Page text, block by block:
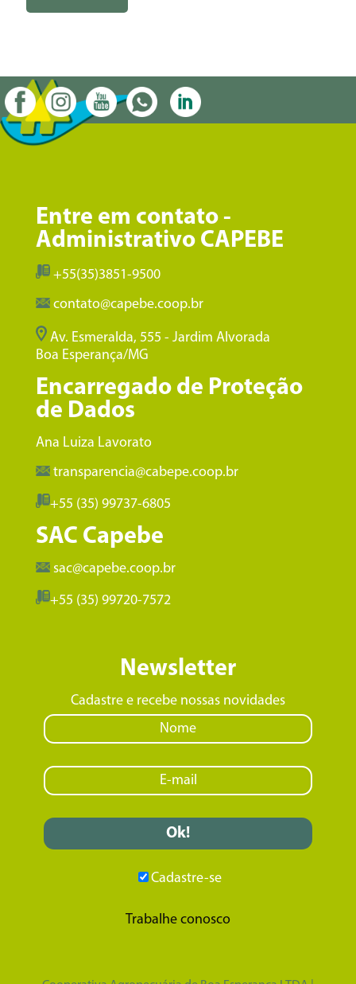
Entre em contato -
Administrativo CAPEBE
+55(35)3851-9500
contato@capebe.coop.br
Av. Esmeralda, 555 - Jardim Alvorada
Boa Esperança/MG
Encarregado de Proteção
de Dados
Ana Luiza Lavorato
transparencia@cabepe.coop.br
+55 (35) 99737-6805
SAC Capebe
sac@capebe.coop.br
+55 (35) 99720-7572
Newsletter
Cadastre e recebe nossas novidades
Cadastre-se
Trabalhe conosco